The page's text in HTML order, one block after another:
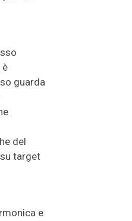
è
guarda
del
target
e